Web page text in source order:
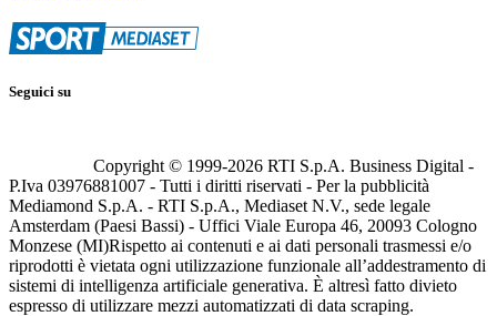
Seguici su
Copyright © 1999-2026 RTI S.p.A. Business Digital -
P.Iva 03976881007 - Tutti i diritti riservati - Per la pubblicità
Mediamond S.p.A. - RTI S.p.A., Mediaset N.V., sede legale
Amsterdam (Paesi Bassi) - Uffici Viale Europa 46, 20093 Cologno
Monzese (MI)Rispetto ai contenuti e ai dati personali trasmessi e/o
riprodotti è vietata ogni utilizzazione funzionale all’addestramento di
sistemi di intelligenza artificiale generativa. È altresì fatto divieto
espresso di utilizzare mezzi automatizzati di data scraping.